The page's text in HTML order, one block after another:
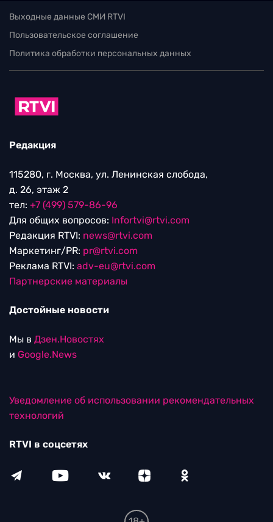
Выходные данные СМИ RTVI
Пользовательское соглашение
Политика обработки персональных данных
Редакция
115280, г. Москва, ул. Ленинская слобода,
д. 26, этаж 2
тел: +7 (499) 579-86-96
Для общих вопросов: Infortvi@rtvi.com
Редакция RTVI: news@rtvi.com
Маркетинг/PR: pr@rtvi.com
Реклама RTVI: adv-eu@rtvi.com
Партнерские материалы
Достойные новости
Мы в Дзен.Новостях
и Google.News
Уведомление об использовании рекомендательных
технологий
RTVI в соцсетях